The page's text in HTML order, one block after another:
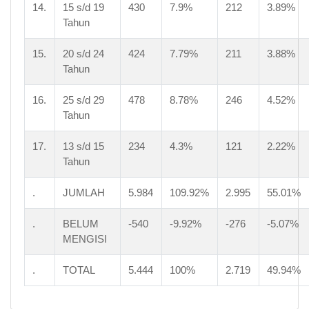
14.
15 s/d 19
Tahun
430 7.9% 212 3.89%
15.
20 s/d 24
Tahun
424 7.79% 211 3.88%
16.
25 s/d 29
Tahun
478 8.78% 246 4.52%
17.
13 s/d 15
Tahun
234 4.3% 121 2.22%
. JUMLAH 5.984 109.92% 2.995 55.01%
.
BELUM
MENGISI
-540 -9.92% -276 -5.07%
. TOTAL 5.444 100% 2.719 49.94%